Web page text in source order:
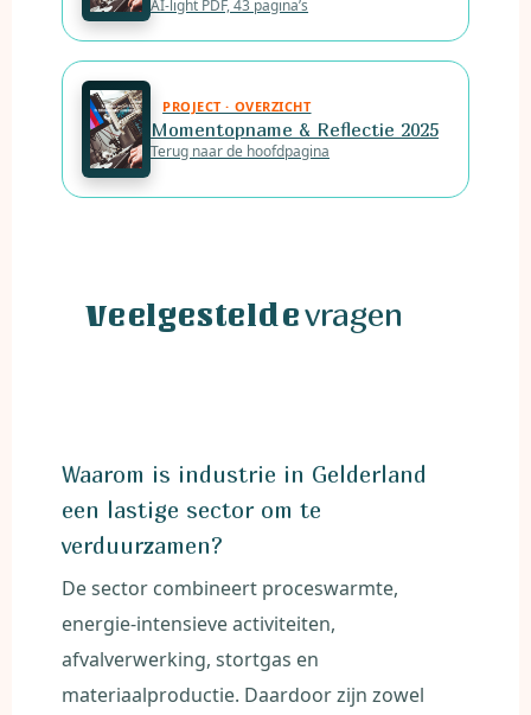
AI-light PDF, 43 pagina’s
PROJECT · OVERZICHT
Momentopname & Reflectie 2025
Terug naar de hoofdpagina
Veelgestelde vragen
Waarom is industrie in Gelderland
een lastige sector om te
verduurzamen?
De sector combineert proceswarmte,
energie-intensieve activiteiten,
afvalverwerking, stortgas en
materiaalproductie. Daardoor zijn zowel